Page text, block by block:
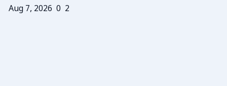
Aug 7, 2026 0 2